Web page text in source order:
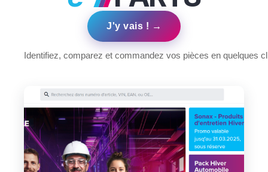
J'y vais ! →
Identifiez, comparez et commandez vos pièces en quelques